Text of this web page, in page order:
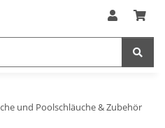
und Poolschläuche & Zubehör